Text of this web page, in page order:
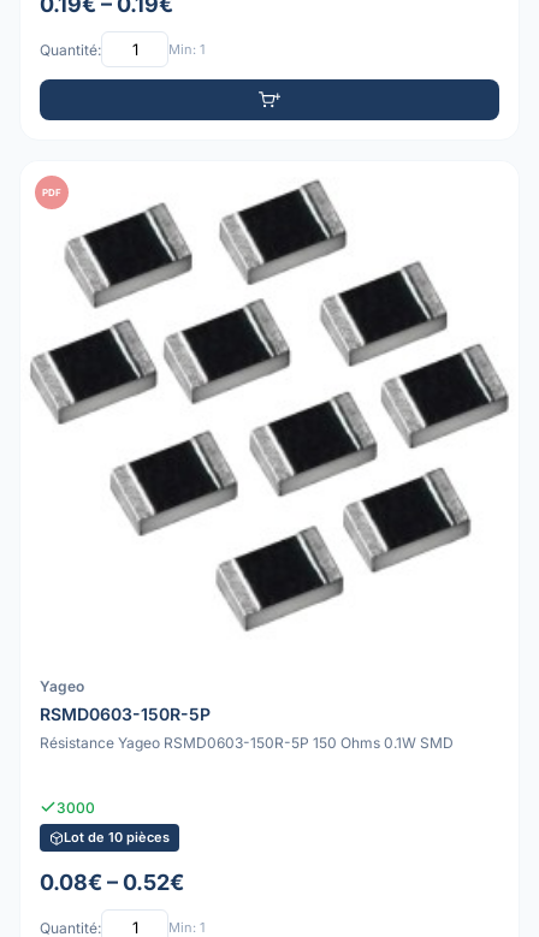
Quantité: Min: 1
PDF
Yageo
RSMD0603-150R-5P
Résistance Yageo RSMD0603-150R-5P 150 Ohms 0.1W SMD
3000
Lot de 10 pièces
0.08€ – 0.52€
Quantité: Min: 1